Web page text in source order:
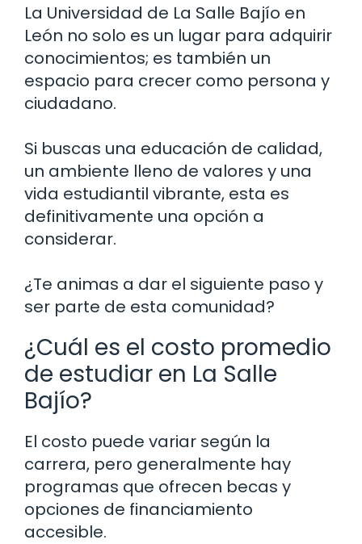
La Universidad de La Salle Bajío en
León no solo es un lugar para adquirir
conocimientos; es también un
espacio para crecer como persona y
ciudadano.
Si buscas una educación de calidad,
un ambiente lleno de valores y una
vida estudiantil vibrante, esta es
definitivamente una opción a
considerar.
¿Te animas a dar el siguiente paso y
ser parte de esta comunidad?
¿Cuál es el costo promedio
de estudiar en La Salle
Bajío?
El costo puede variar según la
carrera, pero generalmente hay
programas que ofrecen becas y
opciones de financiamiento
accesible.